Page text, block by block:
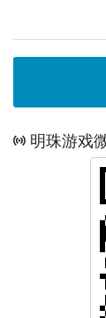
明珠游戏